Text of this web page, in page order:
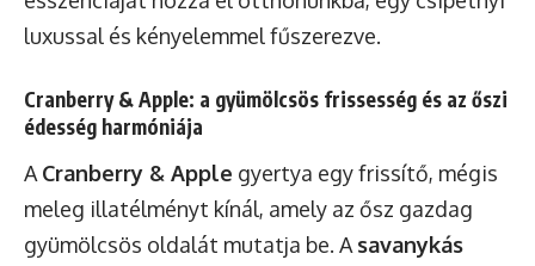
luxussal és kényelemmel fűszerezve.
Cranberry & Apple: a gyümölcsös frissesség és az őszi
édesség harmóniája
A Cranberry & Apple gyertya egy frissítő, mégis
meleg illatélményt kínál, amely az ősz gazdag
gyümölcsös oldalát mutatja be. A savanykás